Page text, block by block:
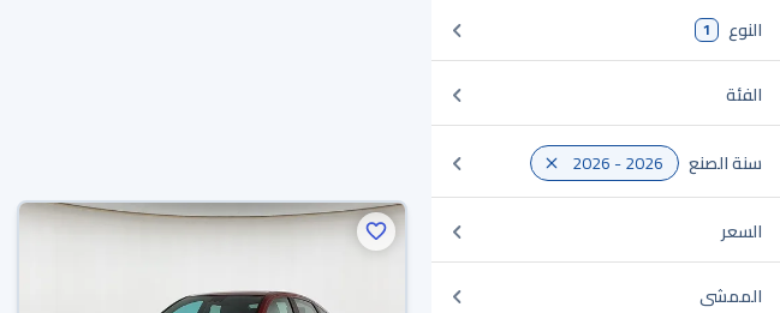
النوع 1
الفئة
سنة الصنع 2026 - 2026
السعر
الممشى